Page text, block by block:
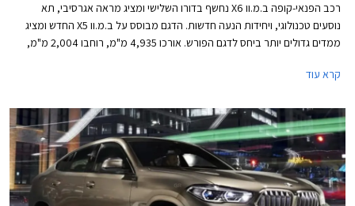
רכב הפנאי-קופה ב.מ.וו X6 נחשף בדורו השלישי ומציג מראה אגרסיבי, תא
נוסעים טכנולוגי, ויחידות הנעה חדשות. הדגם מבוסס על ב.מ.וו X5 החדש ומציג
ממדים גדולים יותר ביחס לדגם הפורש. אורכו 4,935 מ"מ, רוחבו 2,004 מ"מ,
ליטרים או 1,530 ליטרים בקיפול המושבים האחוריים.
קרא עוד